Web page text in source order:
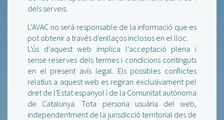
dels serveis.
L’AVAC no serà responsable de la informació que es
pot obtenir a través d'enllaços inclosos en el lloc.
L'ús d'aquest web implica l'acceptació plena i
sense reserves dels termes i condicions continguts
en el present avís legal. Els possibles conflictes
relatius a aquest web es regiran exclusivament pel
dret de l'Estat espanyol i de la Comunitat autònoma
de Catalunya. Tota persona usuària del web,
independentment de la jurisdicció territorial des de